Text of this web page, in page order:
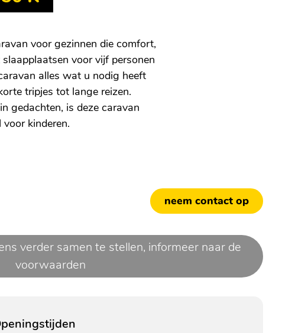
voor gezinnen die comfort,
voor vijf personen
alles wat u nodig heeft
tripjes tot lange reizen.
gedachten, is deze caravan
kinderen.
neem contact op
verder samen te stellen, informeer naar de
voorwaarden